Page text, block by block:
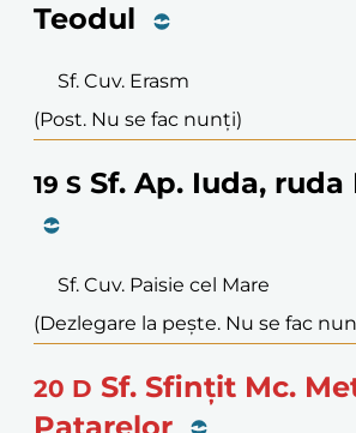
Teodul
Sf. Cuv. Erasm
(Post. Nu se fac nunți)
19 S Sf. Ap. Iuda,
Sf. Cuv. Paisie cel Mare
(Dezlegare la pește. Nu se fac
20 D Sf. Sfințit Mc.
Patarelor